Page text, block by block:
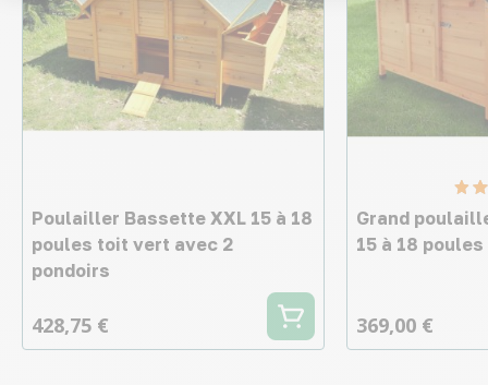
Poulailler Bassette XXL 15 à 18
poules toit vert avec 2
pondoirs
428,75 €
Grand
15 à 18
369,00 €